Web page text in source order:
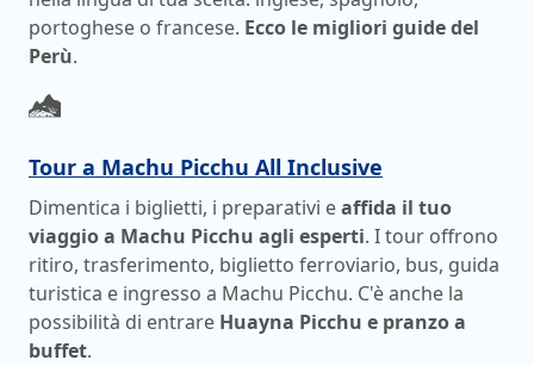
portoghese o francese. Ecco le migliori guide del
Perù.
Tour a Machu Picchu All Inclusive
Dimentica i biglietti, i preparativi eaffida il tuo
viaggio a Machu Picchu agli esperti. I tour offrono
ritiro, trasferimento, biglietto ferroviario, bus, guida
turistica e ingresso a Machu Picchu. C'è anche la
possibilità di entrare Huayna Picchu e pranzo a
buffet.